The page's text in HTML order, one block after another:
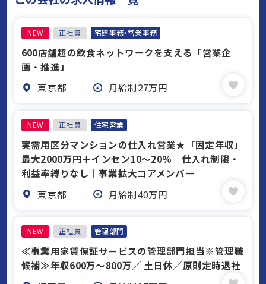
NEW 正社員 宅建事務・営業事務
600店舗超の飲食ネットワークを支える「営業企
画・推進」
東京都
月給制27万円
NEW 正社員 住宅営業
実需用区分マンションの仕入れ営業★「固定年収」
最大2000万円＋インセン10〜20％｜仕入れ制限・
利益率縛りなし｜事業拡大コアメンバー
東京都
月給制40万円
NEW 正社員 管理部門
≪事業用家賃保証サービスの管理部門担当※管理職
候補≫年収600万～800万／ 土日休／原則定時退社